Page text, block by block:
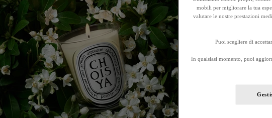
mobili per migliorare la tua
valutare le nostre prestazioni
Puoi scegliere di
In qualsiasi momento, puoi